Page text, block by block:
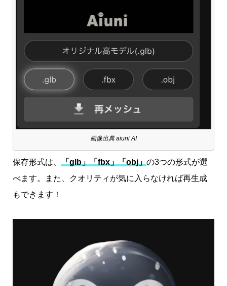
画像出典 aiuni AI
保存形式は、 「glb」「fbx」「obj」 の3つの形式が選
べます。また、クオリティが気に入らなければ再生成
もできます！